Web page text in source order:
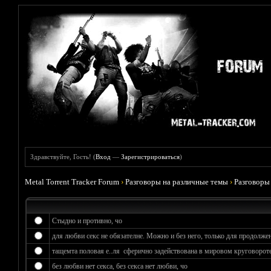
Здравствуйте, Гость! (Вход —Зарегистрироваться)
Metal Torrent Tracker Forum ›Разговоры на различные темы ›
Стыдно и противно, чо
для любви секс не обязателне. Можно и без него, только для
тащемта половая е..ля сферично задействована в мировом
без любви нет секса, без секса нет любви, чо